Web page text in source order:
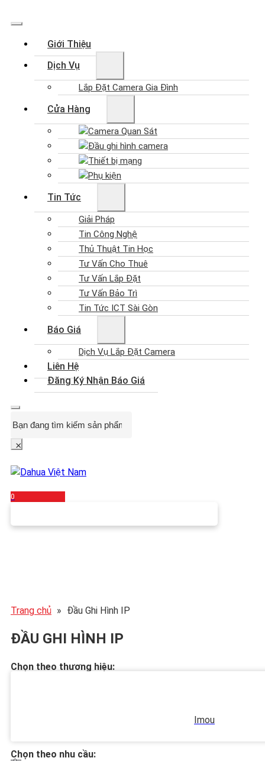
Giới Thiệu
Dịch Vụ
Lắp Đặt Camera Gia Đình
Cửa Hàng
Camera Quan Sát
Đầu ghi hình camera
Thiết bị mạng
Phụ kiện
Tin Tức
Giải Pháp
Tin Công Nghệ
Thủ Thuật Tin Học
Tư Vấn Cho Thuê
Tư Vấn Lắp Đặt
Tư Vấn Bảo Trì
Tin Tức ICT Sài Gòn
Báo Giá
Dịch Vụ Lắp Đặt Camera
Liên Hệ
Đăng Ký Nhận Báo Giá
×
0
Trang chủ » Đầu Ghi Hình IP
ĐẦU GHI HÌNH IP
Chọn theo thương hiệu:
Imou
Chọn theo nhu cầu: